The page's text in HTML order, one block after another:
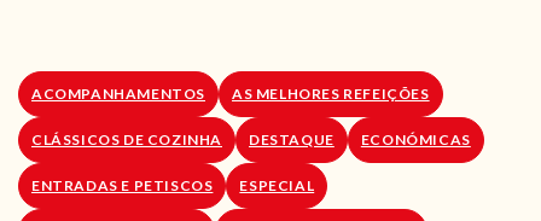
ACOMPANHAMENTOS AS MELHORES REFEIÇÕES
CLÁSSICOS DE COZINHA DESTAQUE ECONÓMICAS
ENTRADAS E PETISCOS ESPECIAL